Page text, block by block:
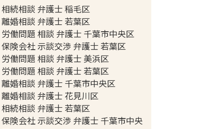
相続相談 弁護士 稲毛区
離婚相談 弁護士 若葉区
労働問題 相談 弁護士 千葉市中央区
保険会社 示談交渉 弁護士 若葉区
労働問題 相談 弁護士 美浜区
労働問題 相談 弁護士 若葉区
離婚相談 弁護士 千葉市中央区
離婚相談 弁護士 花見川区
相続相談 弁護士 若葉区
保険会社 示談交渉 弁護士 千葉市中央